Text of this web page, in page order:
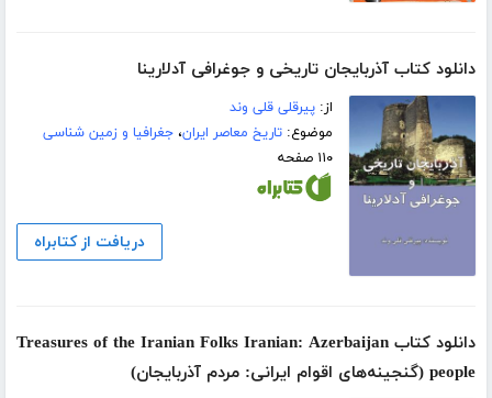
دانلود کتاب آذربایجان تاریخی و جوغرافی آدلارینا
از:پیرقلی قلی وند
موضوع:تاریخ معاصر ایران،جغرافیا و زمین شناسی
۱۱۰ صفحه
دریافت از کتابراه
دانلود کتاب Treasures of the Iranian Folks Iranian: Azerbaijan
people (گنجینه‌های اقوام ایرانی: مردم آذربایجان)